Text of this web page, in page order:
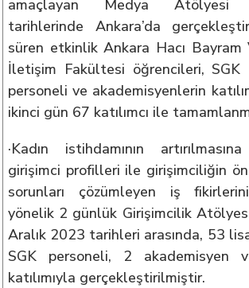
amaçlayan Medya Atölyesi
tarihlerinde Ankara’da
süren etkinlik Ankara Hacı Bayram
İletişim Fakültesi öğrencileri, SGK
personeli ve akademisyenlerin
ikinci gün 67 katılımcı ile
·Kadın istihdamının
girişimci profilleri ile girişimciliğin
sorunları çözümleyen iş
yönelik 2 günlük Girişimcilik
Aralık 2023 tarihleri arasında, 53
SGK personeli, 2 akademisyen
katılımıyla gerçekleştirilmiştir.